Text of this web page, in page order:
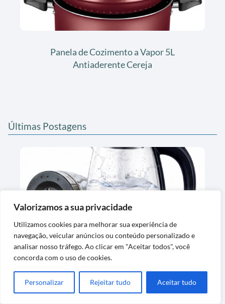
Valorizamos a sua privacidade
Utilizamos cookies para melhorar sua experiência de
navegação, veicular anúncios ou conteúdo personalizado e
analisar nosso tráfego. Ao clicar em "Aceitar todos", você
concorda com o uso de cookies.
Personalizar Rejeitar tudo Aceitar tudo
Panela de Cozimento a Vapor 5L
Antiaderente Cereja
Últimas Postagens
Chaleira Elétrica de Vidro 1,8L com
Desligamento Automático